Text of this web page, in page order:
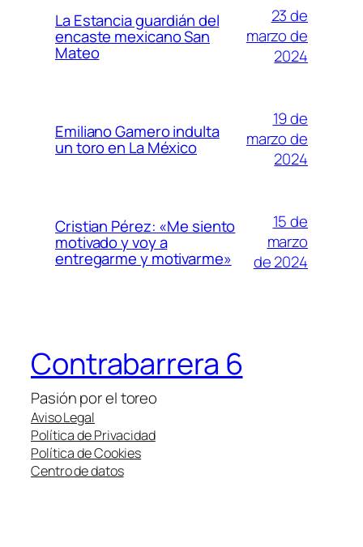
La Estancia guardián del
encaste mexicano San
Mateo
23 de
marzo de
2024
Emiliano Gamero indulta
un toro en La México
19 de
marzo de
2024
Cristian Pérez: «Me siento
motivado y voy a
entregarme y motivarme»
15 de
marzo
de 2024
Contrabarrera 6
Pasión por el toreo
Aviso Legal
Política de Privacidad
Política de Cookies
Centro de datos